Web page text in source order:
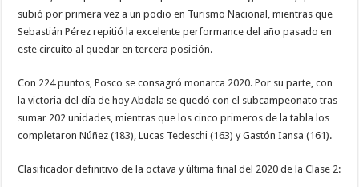
subió por primera vez a un podio en Turismo Nacional, mientras que
Sebastián Pérez repitió la excelente performance del año pasado en
este circuito al quedar en tercera posición.
Con 224 puntos, Posco se consagró monarca 2020. Por su parte, con
la victoria del día de hoy Abdala se quedó con el subcampeonato tras
sumar 202 unidades, mientras que los cinco primeros de la tabla los
completaron Núñez (183), Lucas Tedeschi (163) y Gastón Iansa (161).
Clasificador definitivo de la octava y última final del 2020 de la Clase 2: